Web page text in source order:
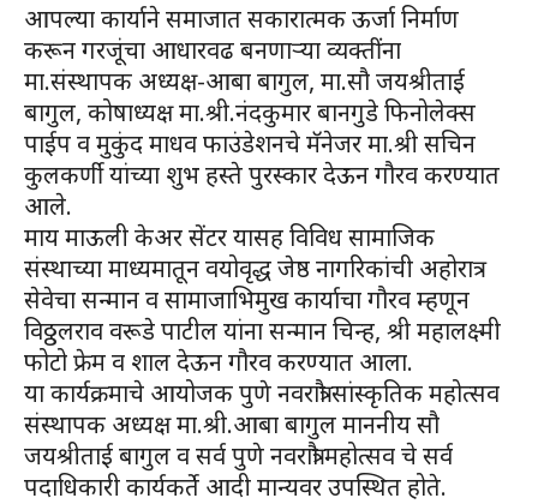
आपल्या कार्याने समाजात सकारात्मक ऊर्जा निर्माण
करून गरजूंचा आधारवढ बनणाऱ्या व्यक्तींना
मा.संस्थापक अध्यक्ष-आबा बागुल, मा.सौ जयश्रीताई
बागुल, कोषाध्यक्ष मा.श्री.नंदकुमार बानगुडे फिनोलेक्स
पाईप व मुकुंद माधव फाउंडेशनचे मॅनेजर मा.श्री सचिन
कुलकर्णी यांच्या शुभ हस्ते पुरस्कार देऊन गौरव करण्यात
आले.
माय माऊली केअर सेंटर यासह विविध सामाजिक
संस्थाच्या माध्यमातून वयोवृद्ध जेष्ठ नागरिकांची अहोरात्र
सेवेचा सन्मान व सामाजाभिमुख कार्याचा गौरव म्हणून
विठ्ठलराव वरूडे पाटील यांना सन्मान चिन्ह, श्री महालक्ष्मी
फोटो फ्रेम व शाल देऊन गौरव करण्यात आला.
या कार्यक्रमाचे आयोजक पुणे नवरात्रौ सांस्कृतिक महोत्सव
संस्थापक अध्यक्ष मा.श्री.आबा बागुल माननीय सौ
जयश्रीताई बागुल व सर्व पुणे नवरात्रौ महोत्सव चे सर्व
पदाधिकारी कार्यकर्ते आदी मान्यवर उपस्थित होते.